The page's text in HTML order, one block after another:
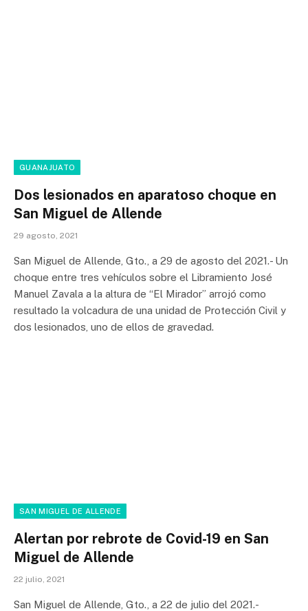
GUANAJUATO
Dos lesionados en aparatoso choque en
San Miguel de Allende
29 agosto, 2021
San Miguel de Allende, Gto., a 29 de agosto del 2021.- Un
choque entre tres vehículos sobre el Libramiento José
Manuel Zavala a la altura de “El Mirador” arrojó como
resultado la volcadura de una unidad de Protección Civil y
dos lesionados, uno de ellos de gravedad.
SAN MIGUEL DE ALLENDE
Alertan por rebrote de Covid-19 en San
Miguel de Allende
22 julio, 2021
San Miguel de Allende, Gto., a 22 de julio del 2021.-